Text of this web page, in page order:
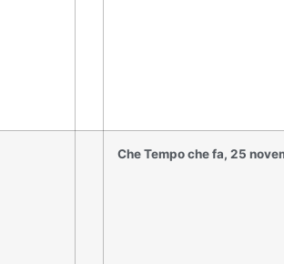
Che Tempo che fa, 25